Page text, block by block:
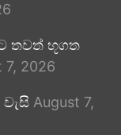
තවත් භූගත
7, 2026
August 7,